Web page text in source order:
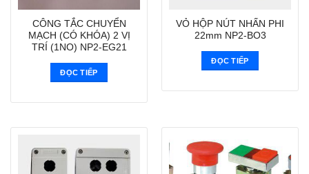
CÔNG TẮC CHUYỂN
MẠCH (CÓ KHÓA) 2 VỊ
TRÍ (1NO) NP2-EG21
ĐỌC TIẾP
VỎ HỘP NÚT NHẤN PHI
22mm NP2-BO3
ĐỌC TIẾP